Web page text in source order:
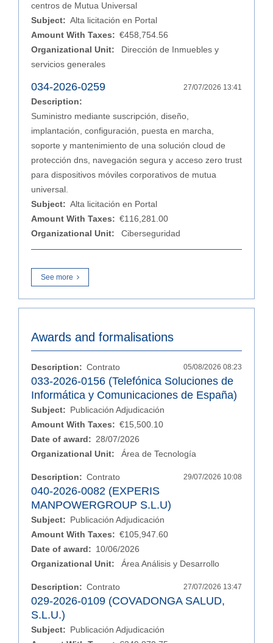
centros de Mutua Universal
Subject: Alta licitación en Portal
Amount With Taxes: €458,754.56
Organizational Unit:
Dirección de Inmuebles y
servicios generales
27/07/2026 13:41
034-2026-0259
Description:
Suministro mediante suscripción, diseño,
implantación, configuración, puesta en marcha,
soporte y mantenimiento de una solución cloud de
protección dns, navegación segura y acceso zero trust
para dispositivos móviles corporativos de mutua
universal.
Subject: Alta licitación en Portal
Amount With Taxes: €116,281.00
Organizational Unit:
Ciberseguridad
See more
Awards and formalisations
05/08/2026 08:23
033-2026-0156 (Telefónica Soluciones de
Informática y Comunicaciones de España)
Description: Contrato
Subject: Publicación Adjudicación
Amount With Taxes: €15,500.10
Date of award: 28/07/2026
Organizational Unit:
Área de Tecnología
29/07/2026 10:08
040-2026-0082 (EXPERIS
MANPOWERGROUP S.L.U)
Description: Contrato
Subject: Publicación Adjudicación
Amount With Taxes: €105,947.60
Date of award: 10/06/2026
Organizational Unit:
Área Análisis y Desarrollo
27/07/2026 13:47
029-2026-0109 (COVADONGA SALUD,
S.L.U.)
Description: Contrato
Subject: Publicación Adjudicación